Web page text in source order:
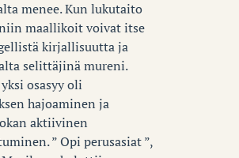
menee. Kun lukutaito
maallikoit voivat itse
kirjallisuutta ja
selittäjinä mureni.
osasyy oli
hajoaminen ja
aktiivinen
” Opi perusasiat ”,